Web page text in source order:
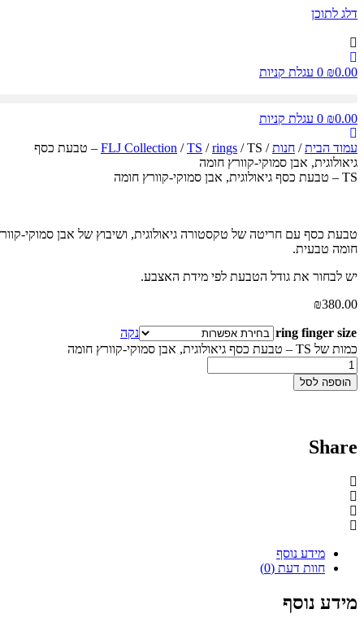
דלג לתוכן
₪0.00
0 עגלת קניות
₪0.00
0 עגלת קניות
עמוד הבית/חנות/
FLJ Collection/TS/rings
/ TS – טבעת כסף
גיאולוגית, אבן סמוקי-קוורץ חומה
TS – טבעת כסף גיאולוגית, אבן סמוקי-קוורץ חומה
טבעת כסף עם חריטה של טקסטורה גיאולוגית, ושיבוץ של אבן סמוקי-קוורץ
חומה טבעית.
יש לבחור את גודל הטבעת לפי מידת האצבע.
₪380.00
ring finger size
נקה
כמות של TS – טבעת כסף גיאולוגית, אבן סמוקי-קוורץ חומה
הוספה לסל
Share
מידע נוסף
חוות דעת (0)
מידע נוסף